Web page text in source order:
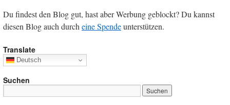
Du findest den Blog gut, hast aber Werbung geblockt? Du kannst
diesen Blog auch durcheine Spendeunterstützen.
Translate
Deutsch
Suchen